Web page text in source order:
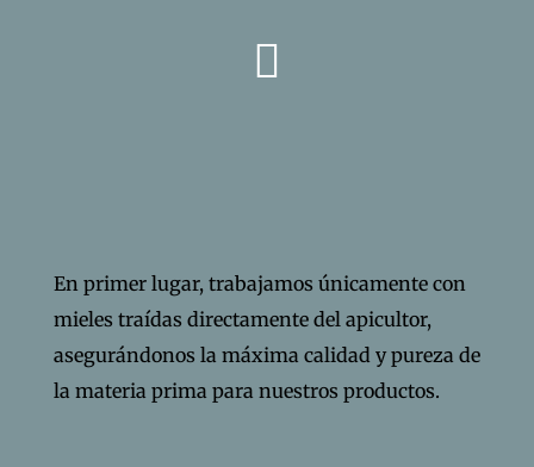
En primer lugar, trabajamos únicamente con
mieles traídas directamente del apicultor,
asegurándonos la máxima calidad y pureza de
la materia prima para nuestros productos.